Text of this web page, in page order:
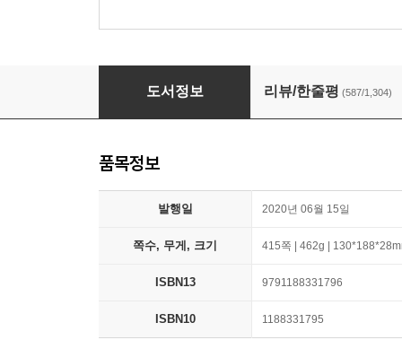
돈의 속성 400쇄 리커버
도서정보 리뷰/한줄평 (587/1,304)
품목정보
발행일 2020년 06월 15일
쪽수, 무게, 크기 415쪽 | 462g |
ISBN13 9791188331796
ISBN10 1188331795